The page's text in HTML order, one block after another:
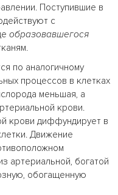
Поступившие в
с
образовавшегося
по аналогичному
процессов в клетках
меньшая, а
крови.
крови диффундирует в
Движение
артериальной, богатой
обогащенную